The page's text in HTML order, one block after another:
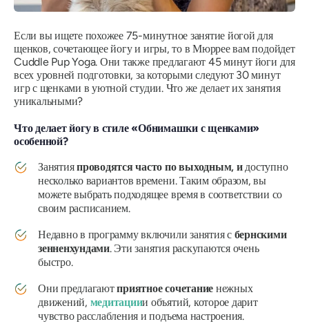
Если вы ищете похожее 75-минутное занятие йогой для
щенков, сочетающее йогу и игры, то в Мюррее вам подойдет
Cuddle Pup Yoga. Они также предлагают 45 минут йоги для
всех уровней подготовки, за которыми следуют 30 минут
игр с щенками в уютной студии. Что же делает их занятия
уникальными?
Что делает йогу в стиле «Обнимашки с щенками»
особенной?
Занятияпроводятся часто по выходным, идоступно
несколько вариантов времени. Таким образом, вы
можете выбрать подходящее время в соответствии со
своим расписанием.
Недавно в программу включили занятия с бернскими
зенненхундами. Эти занятия раскупаются очень
быстро.
Они предлагаютприятное сочетание нежных
движений, медитациии объятий, которое дарит
чувство расслабления и подъема настроения.